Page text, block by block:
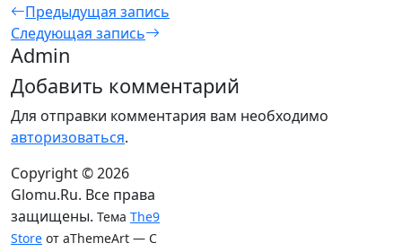
Предыдущая запись
Следующая запись
Admin
Добавить комментарий
Для отправки комментария вам необходимо
авторизоваться.
Copyright © 2026
Glomu.Ru. Все права
защищены. Тема The9
Store от aThemeArt — С